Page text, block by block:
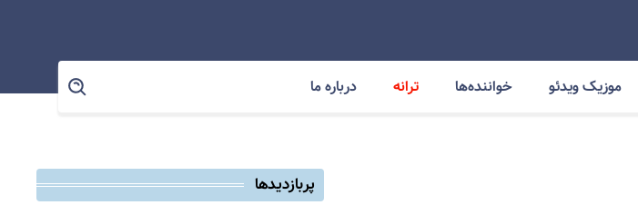
موزیک ویدئو خواننده‌ها ترانه درباره ما
پربازدیدها